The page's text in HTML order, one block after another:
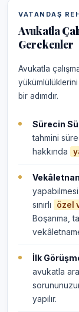
VATANDAŞ
Avukatla
Gerekenler
Avukatla
bir adımdır.
Sürecin
tahmini
hakkında
sınırlı
özel
Boşanma,
İlk
avukatla
yapılır.